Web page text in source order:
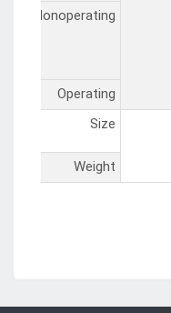
Nonoperating
Operating
Size
Weight